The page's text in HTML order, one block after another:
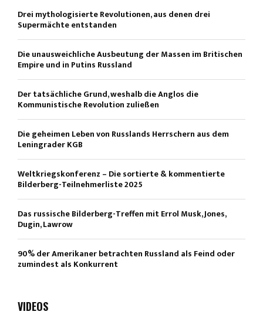
Drei mythologisierte Revolutionen, aus denen drei
Supermächte entstanden
Die unausweichliche Ausbeutung der Massen im Britischen
Empire und in Putins Russland
Der tatsächliche Grund, weshalb die Anglos die
Kommunistische Revolution zuließen
Die geheimen Leben von Russlands Herrschern aus dem
Leningrader KGB
Weltkriegskonferenz – Die sortierte & kommentierte
Bilderberg-Teilnehmerliste 2025
Das russische Bilderberg-Treffen mit Errol Musk, Jones,
Dugin, Lawrow
90% der Amerikaner betrachten Russland als Feind oder
zumindest als Konkurrent
VIDEOS